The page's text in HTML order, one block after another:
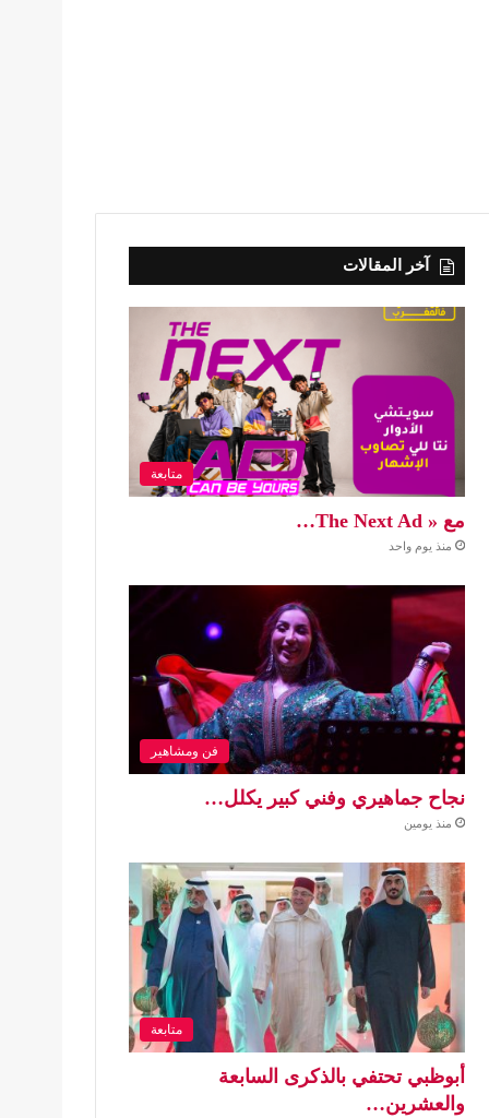
آخر المقالات
متابعة
مع « The Next Ad…
منذ يوم واحد
فن ومشاهير
نجاح جماهيري وفني كبير يكلل…
منذ يومين
متابعة
أبوظبي تحتفي بالذكرى السابعة
والعشرين…